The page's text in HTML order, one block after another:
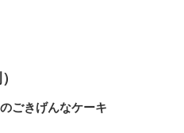
ごきげんなケーキ